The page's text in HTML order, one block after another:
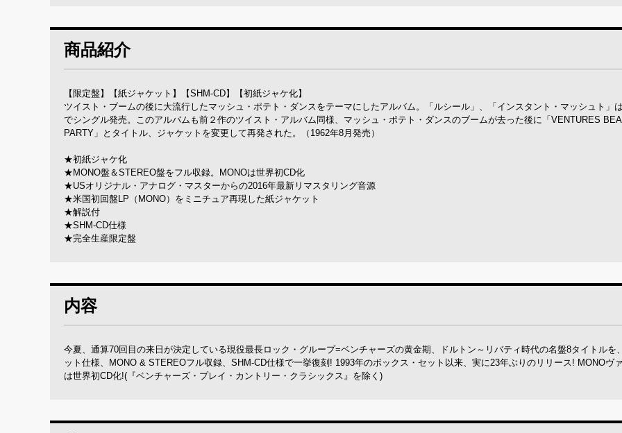
商品紹介
【限定盤】【紙ジャケット】【SHM-CD】【初紙ジャケ化】
ツイスト・ブームの後に大流行したマッシュ・ポテト・ダンスをテーマにしたアルバム。「ルシール」、「インスタント・マッシュト」
でシングル発売。このアルバムも前２作のツイスト・アルバム同様、マッシュ・ポテト・ダンスのブームが去った後に「VENTURES
PARTY」とタイトル、ジャケットを変更して再発された。（1962年8月発売）
★初紙ジャケ化
★MONO盤＆STEREO盤をフル収録。MONOは世界初CD化
★USオリジナル・アナログ・マスターからの2016年最新リマスタリング音源
★米国初回盤LP（MONO）をミニチュア再現した紙ジャケット
★解説付
★SHM-CD仕様
★完全生産限定盤
内容
今夏、通算70回目の来日が決定している現役最長ロック・グループ=ベンチャーズの黄金期、ドルトン～リバティ時代の名盤8タイトルを
ット仕様、MONO & STEREOフル収録、SHM-CD仕様で一挙復刻! 1993年のボックス・セット以来、実に23年ぶりのリリース! MONOヴ
は世界初CD化!(『ベンチャーズ・プレイ・カントリー・クラシックス』を除く)